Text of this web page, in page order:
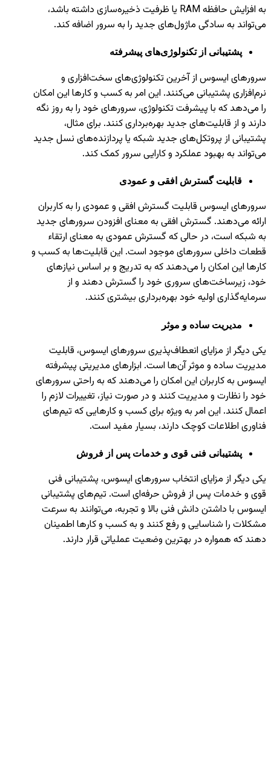
به افزایش حافظه RAM یا ظرفیت ذخیره‌سازی داشته باشد،
می‌تواند به سادگی ماژول‌های جدید را به سرور اضافه کند.
پشتیبانی از تکنولوژی‌های پیشرفته
سرورهای ایسوس از آخرین تکنولوژی‌های سخت‌افزاری و
نرم‌افزاری پشتیبانی می‌کنند. این امر به کسب و کارها این امکان
را می‌دهد که با پیشرفت تکنولوژی، سرورهای خود را به روز نگه
دارند و از قابلیت‌های جدید بهره‌برداری کنند. برای مثال،
پشتیبانی از پروتکل‌های جدید شبکه یا پردازنده‌های نسل جدید
می‌تواند به بهبود عملکرد و کارایی سرور کمک کند.
قابلیت گسترش افقی و عمودی
سرورهای ایسوس قابلیت گسترش افقی و عمودی را به کاربران
ارائه می‌دهند. گسترش افقی به معنای افزودن سرورهای جدید
به شبکه است، در حالی که گسترش عمودی به معنای ارتقاء
قطعات داخلی سرورهای موجود است. این قابلیت‌ها به کسب و
کارها این امکان را می‌دهند که به تدریج و بر اساس نیازهای
خود، زیرساخت‌های سروری خود را گسترش دهند و از
سرمایه‌گذاری اولیه خود بهره‌برداری بیشتری کنند.
مدیریت ساده و موثر
یکی دیگر از مزایای انعطاف‌پذیری سرورهای ایسوس، قابلیت
مدیریت ساده و موثر آن‌ها است. ابزارهای مدیریتی پیشرفته
ایسوس به کاربران این امکان را می‌دهند که به راحتی سرورهای
خود را نظارت و مدیریت کنند و در صورت نیاز، تغییرات لازم را
اعمال کنند. این امر به ویژه برای کسب و کارهایی که تیم‌های
فناوری اطلاعات کوچک دارند، بسیار مفید است.
پشتیبانی فنی قوی و خدمات پس از فروش
یکی دیگر از مزایای انتخاب سرورهای ایسوس، پشتیبانی فنی
قوی و خدمات پس از فروش حرفه‌ای است. تیم‌های پشتیبانی
ایسوس با داشتن دانش فنی بالا و تجربه، می‌توانند به سرعت
مشکلات را شناسایی و رفع کنند و به کسب و کارها اطمینان
دهند که همواره در بهترین وضعیت عملیاتی قرار دارند.